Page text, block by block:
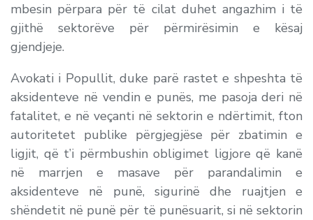
mbesin përpara për të cilat duhet angazhim i të
gjithë sektorëve për përmirësimin e kësaj
gjendjeje.
Avokati i Popullit, duke parë rastet e shpeshta të
aksidenteve në vendin e punës, me pasoja deri në
fatalitet, e në veçanti në sektorin e ndërtimit, fton
autoritetet publike përgjegjëse për zbatimin e
ligjit, që t’i përmbushin obligimet ligjore që kanë
në marrjen e masave për parandalimin e
aksidenteve në punë, sigurinë dhe ruajtjen e
shëndetit në punë për të punësuarit, si në sektorin